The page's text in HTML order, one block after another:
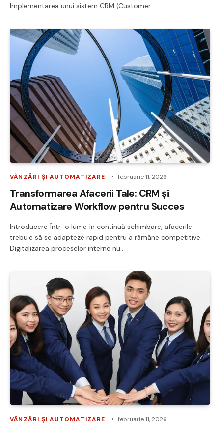
Implementarea unui sistem CRM (Customer…
VÂNZĂRI ȘI AUTOMATIZARE februarie 11, 2026
Transformarea Afacerii Tale: CRM și
Automatizare Workflow pentru Succes
Introducere Într-o lume în continuă schimbare, afacerile
trebuie să se adapteze rapid pentru a rămâne competitive.
Digitalizarea proceselor interne nu…
VÂNZĂRI ȘI AUTOMATIZARE februarie 11, 2026